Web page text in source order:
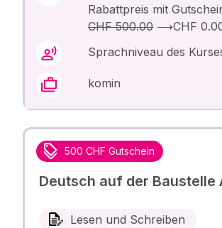
Rabattpreis mit
CHF 500.00⟶CHF
Sprachniveau des
komin
500 CHF Gutschein
Deutsch auf der Baustelle
Lesen und Schreiben